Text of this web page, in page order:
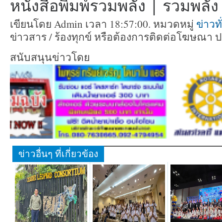
หนังสือพิมพ์รวมพลัง | รวมพลั
เขียนโดย Admin เวลา 18:57:00. หมวดหมู่ ข่าว
ข่าวสาร / ร้องทุกข์ หรือต้องการติดต่อโฆษณา
สนับสนุนข่าวโดย
ข่าวอื่นๆ ที่เกี่ยวข้อง